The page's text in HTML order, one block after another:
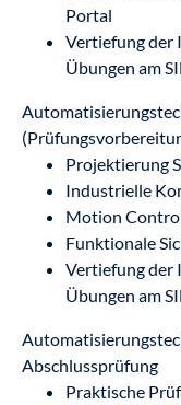
Portal
Vertiefung der
Übungen am
Projektierung
Industrielle
Motion
Funktionale
Vertiefung der
Übungen am
Abschlussprüfung
Praktische